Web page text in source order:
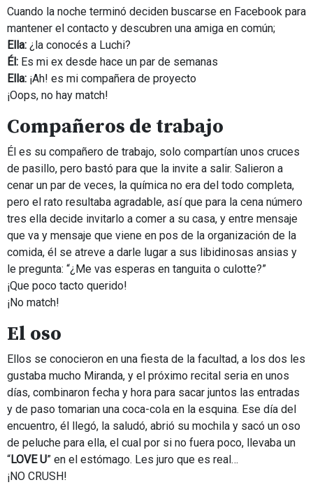
Cuando la noche terminó deciden buscarse en Facebook para
mantener el contacto y descubren una amiga en común;
Ella: ¿la conocés a Luchi?
Él: Es mi ex desde hace un par de semanas
Ella: ¡Ah! es mi compañera de proyecto
¡Oops, no hay match!
Compañeros de trabajo
Él es su compañero de trabajo, solo compartían unos cruces
de pasillo, pero bastó para que la invite a salir. Salieron a
cenar un par de veces, la química no era del todo completa,
pero el rato resultaba agradable, así que para la cena número
tres ella decide invitarlo a comer a su casa, y entre mensaje
que va y mensaje que viene en pos de la organización de la
comida, él se atreve a darle lugar a sus libidinosas ansias y
le pregunta: “¿Me vas esperas en tanguita o culotte?”
¡Que poco tacto querido!
¡No match!
El oso
Ellos se conocieron en una fiesta de la facultad, a los dos les
gustaba mucho Miranda, y el próximo recital seria en unos
días, combinaron fecha y hora para sacar juntos las entradas
y de paso tomarian una coca-cola en la esquina. Ese día del
encuentro, él llegó, la saludó, abrió su mochila y sacó un oso
de peluche para ella, el cual por si no fuera poco, llevaba un
“LOVE U” en el estómago. Les juro que es real…
¡NO CRUSH!